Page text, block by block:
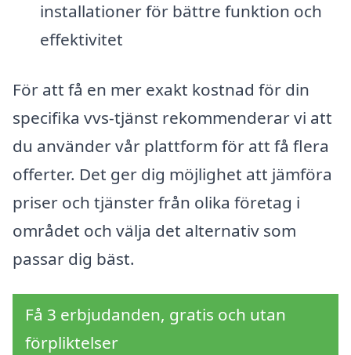
installationer för bättre funktion och
effektivitet
För att få en mer exakt kostnad för din
specifika vvs-tjänst rekommenderar vi att
du använder vår plattform för att få flera
offerter. Det ger dig möjlighet att jämföra
priser och tjänster från olika företag i
området och välja det alternativ som
passar dig bäst.
Få 3 erbjudanden, gratis och utan
förpliktelser